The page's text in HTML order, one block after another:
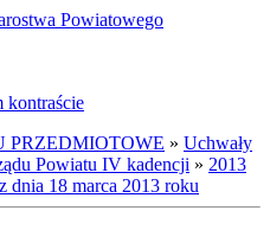
Powiatowego
PRZEDMIOTOWE » Uchwały
Powiatu IV kadencji » 2013
dnia 18 marca 2013 roku